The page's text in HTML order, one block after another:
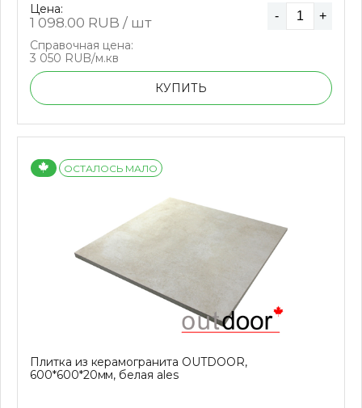
Цена:
1 098.00 RUB / шт - +
Справочная цена:
3 050 RUB/м.кв
КУПИТЬ
ОСТАЛОСЬ МАЛО
Плитка из керамогранита OUTDOOR,
600*600*20мм, белая ales